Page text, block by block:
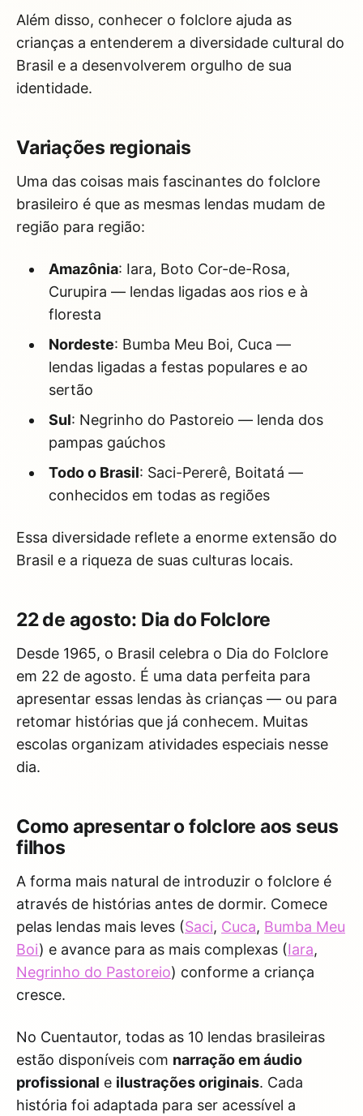
Além disso, conhecer o folclore ajuda as
crianças a entenderem a diversidade cultural do
Brasil e a desenvolverem orgulho de sua
identidade.
Variações regionais
Uma das coisas mais fascinantes do folclore
brasileiro é que as mesmas lendas mudam de
região para região:
Amazônia: Iara, Boto Cor-de-Rosa,
Curupira — lendas ligadas aos rios e à
floresta
Nordeste: Bumba Meu Boi, Cuca —
lendas ligadas a festas populares e ao
sertão
Sul: Negrinho do Pastoreio — lenda dos
pampas gaúchos
Todo o Brasil: Saci-Pererê, Boitatá —
conhecidos em todas as regiões
Essa diversidade reflete a enorme extensão do
Brasil e a riqueza de suas culturas locais.
22 de agosto: Dia do Folclore
Desde 1965, o Brasil celebra o Dia do Folclore
em 22 de agosto. É uma data perfeita para
apresentar essas lendas às crianças — ou para
retomar histórias que já conhecem. Muitas
escolas organizam atividades especiais nesse
dia.
Como apresentar o folclore aos seus
filhos
A forma mais natural de introduzir o folclore é
através de histórias antes de dormir. Comece
pelas lendas mais leves (Saci, Cuca, Bumba Meu
Boi) e avance para as mais complexas (Iara,
Negrinho do Pastoreio) conforme a criança
cresce.
No Cuentautor, todas as 10 lendas brasileiras
estão disponíveis com narração em áudio
profissional e ilustrações originais. Cada
história foi adaptada para ser acessível a